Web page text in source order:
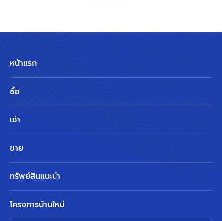
หน้าแรก
ซื้อ
เช่า
ขาย
ทรัพย์สินแนะนำ
โครงการบ้านใหม่